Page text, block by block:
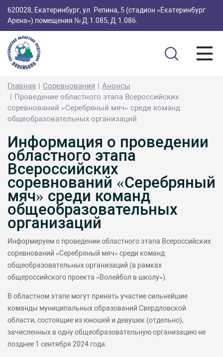
620028, Екатеринбург, ул. Репина, 5 (стадион «Екатеринбург
Арена») помещения № Д.1.085, Д.1.086.
Главная Соревнования
Анонсы
Проведение областного этапа Всероссийских
соревнований «Серебряный мяч» среди команд
общеобразовательных организаций
Информация о проведении
областного этапа
Всероссийских
соревнований «Серебряный
мяч» среди команд
общеобразовательных
организаций
Информируем о проведении областного этапа Всероссийских
соревнований «Серебряный мяч» среди команд
общеобразовательных организаций (в рамках
общероссийского проекта «Волейбол в школу»).
В областном этапе могут принять участие сильнейшие
команды муниципальных образований Свердловской
области, состоящие из юношей и девушек (отдельно),
зачисленных в одну общеобразовательную организацию не
позднее 1 сентября 2024 года.